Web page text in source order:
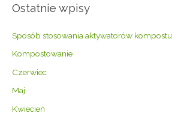
Ostatnie wpisy
Sposób stosowania aktywatorów kompostu
Kompostowanie
Czerwiec
Maj
Kwiecień